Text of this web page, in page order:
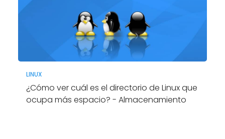
LINUX
¿Cómo ver cuál es el directorio de Linux que
ocupa más espacio? - Almacenamiento